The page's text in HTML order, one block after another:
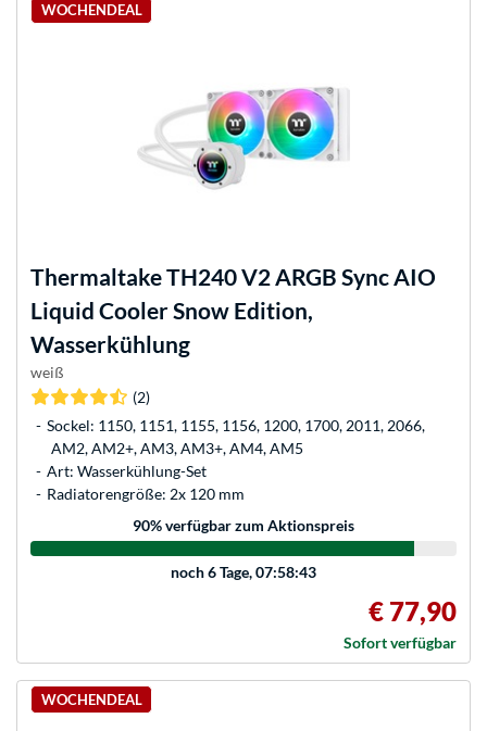
WOCHENDEAL
ThermaltakeTH240 V2 ARGB Sync AIO
Liquid Cooler Snow Edition,
Wasserkühlung
weiß
(2)
Sockel: 1150, 1151, 1155, 1156, 1200, 1700, 2011, 2066,
AM2, AM2+, AM3, AM3+, AM4, AM5
Art: Wasserkühlung-Set
Radiatorengröße: 2x 120 mm
90% verfügbar zum Aktionspreis
noch6 Tage, 07:58:43
€ 77,90
Sofort verfügbar
WOCHENDEAL